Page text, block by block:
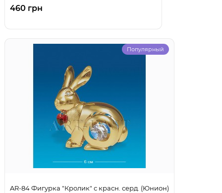
460 грн
Популярный
AR-84 Фигурка "Кролик" с красн. серд. (Юнион)